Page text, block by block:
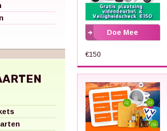
Doe Mee
€150